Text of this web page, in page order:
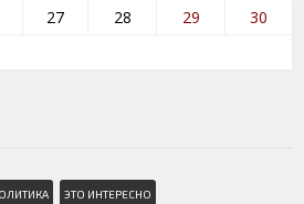
27 28 29
30
ЭТО ИНТЕРЕСНО